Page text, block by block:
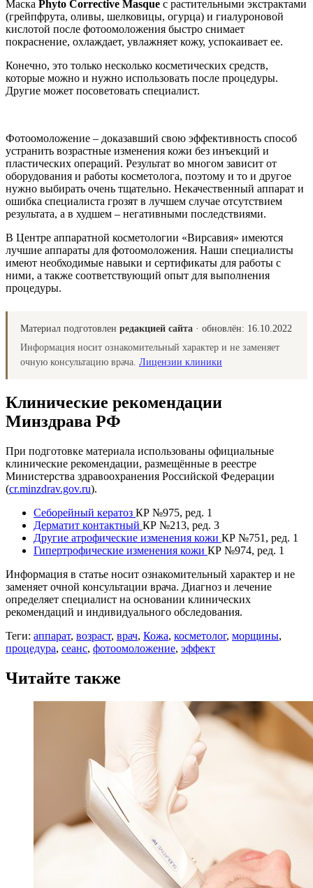
Маска Phyto Corrective Masque с растительными экстрактами
(грейпфрута, оливы, шелковицы, огурца) и гиалуроновой
кислотой после фотоомоложения быстро снимает
покраснение, охлаждает, увлажняет кожу, успокаивает ее.
Конечно, это только несколько косметических средств,
которые можно и нужно использовать после процедуры.
Другие может посоветовать специалист.
Фотоомоложение – доказавший свою эффективность способ
устранить возрастные изменения кожи без инъекций и
пластических операций. Результат во многом зависит от
оборудования и работы косметолога, поэтому и то и другое
нужно выбирать очень тщательно. Некачественный аппарат и
ошибка специалиста грозят в лучшем случае отсутствием
результата, а в худшем – негативными последствиями.
В Центре аппаратной косметологии «Вирсавия» имеются
лучшие аппараты для фотоомоложения. Наши специалисты
имеют необходимые навыки и сертификаты для работы с
ними, а также соответствующий опыт для выполнения
процедуры.
Материал подготовлен редакцией сайта · обновлён: 16.10.2022
Информация носит ознакомительный характер и не заменяет
очную консультацию врача. Лицензии клиники
Клинические рекомендации
Минздрава РФ
При подготовке материала использованы официальные
клинические рекомендации, размещённые в реестре
Министерства здравоохранения Российской Федерации
(cr.minzdrav.gov.ru).
Себорейный кератоз КР №975, ред. 1
Дерматит контактный КР №213, ред. 3
Другие атрофические изменения кожи КР №751, ред. 1
Гипертрофические изменения кожи КР №974, ред. 1
Информация в статье носит ознакомительный характер и не
заменяет очной консультации врача. Диагноз и лечение
определяет специалист на основании клинических
рекомендаций и индивидуального обследования.
Теги: аппарат, возраст, врач, Кожа, косметолог, морщины,
процедура, сеанс, фотоомоложение, эффект
Читайте также